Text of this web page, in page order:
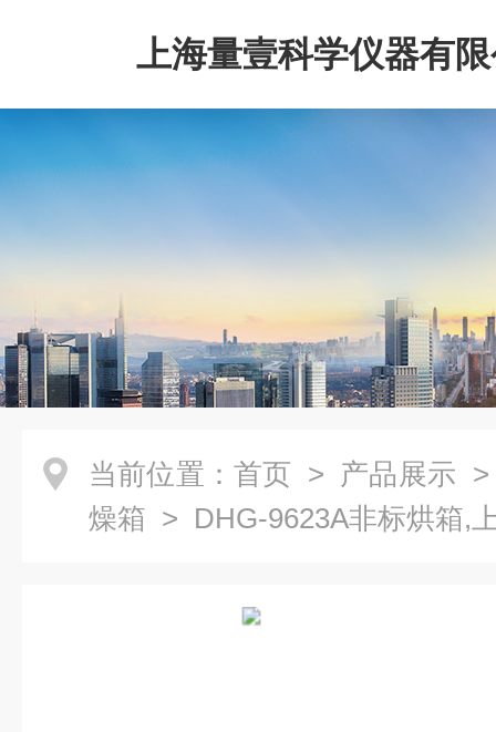
上海量壹科学仪器有
当前位置： 首页 > 产品展示
燥箱 > DHG-9623A非标烘箱,